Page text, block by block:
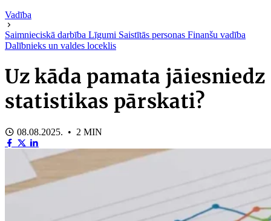
Vadība
Saimnieciskā darbība Līgumi Saistītās personas Finanšu vadība
Dalībnieks un valdes loceklis
Uz kāda pamata jāiesniedz
statistikas pārskati?
08.08.2025. • 2 MIN